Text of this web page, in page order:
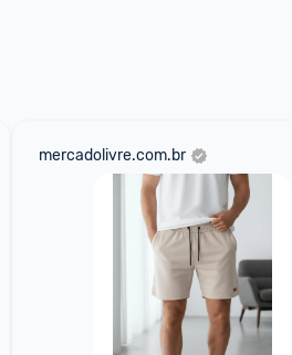
mercadolivre.com.br